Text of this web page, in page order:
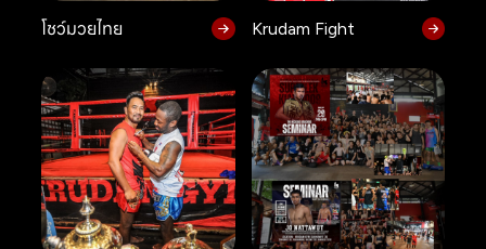
โชว์มวยไทย Krudam Fight